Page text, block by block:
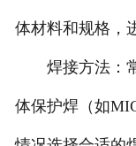
体材料和规格，
焊接方法：常
体保护焊（如